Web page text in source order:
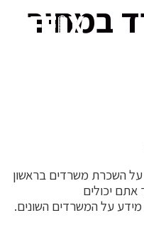
במחיר
השכרת משרדים בראשון
אתם יכולים
מידע על המשרדים השונים.